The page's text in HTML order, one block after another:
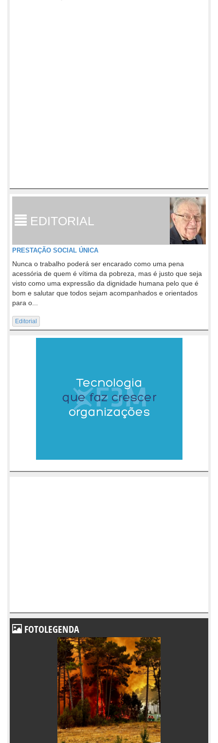
EDITORIAL
PRESTAÇÃO SOCIAL ÚNICA
Nunca o trabalho poderá ser encarado como uma pena
acessória de quem é vítima da pobreza, mas é justo que seja
visto como uma expressão da dignidade humana pelo que é
bom e salutar que todos sejam acompanhados e orientados
para o...
Editorial
FOTOLEGENDA